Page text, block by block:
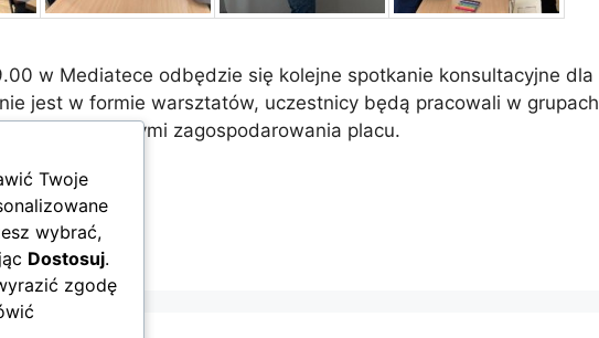
w Mediatece odbędzie się kolejne spotkanie konsultacyjne dla
jest w formie warsztatów, uczestnicy będą pracowali w grupach
dotyczącymi zagospodarowania placu.
Mazowieckim
Twoje
wybrać,
Dostosuj.
zgodę